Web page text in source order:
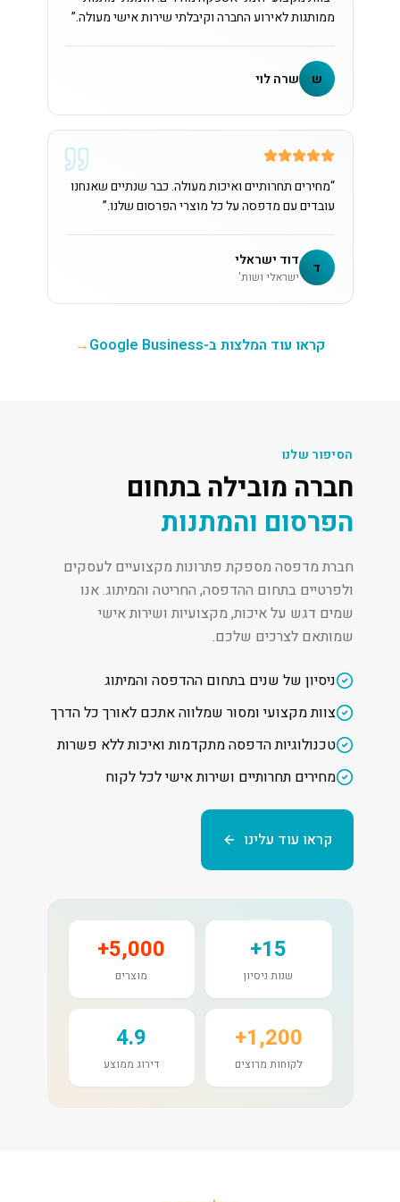
ממותגות לאירוע החברה וקיבלתי שירות אישי מעולה.”
ש שרה לוי
“מחירים תחרותיים ואיכות מעולה. כבר שנתיים שאנחנו
עובדים עם מדפסה על כל מוצרי הפרסום שלנו.”
ד דוד ישראלי
ישראלי ושות'
קראו עוד המלצות ב-Google Business →
הסיפור שלנו
חברה מובילה בתחום
הפרסום והמתנות
חברת מדפסה מספקת פתרונות מקצועיים לעסקים
ולפרטיים בתחום ההדפסה, החריטה והמיתוג. אנו
שמים דגש על איכות, מקצועיות ושירות אישי
שמותאם לצרכים שלכם.
ניסיון של שנים בתחום ההדפסה והמיתוג
צוות מקצועי ומסור שמלווה אתכם לאורך כל הדרך
טכנולוגיות הדפסה מתקדמות ואיכות ללא פשרות
מחירים תחרותיים ושירות אישי לכל לקוח
קראו עוד עלינו
15+
שנות ניסיון
5,000+
מוצרים
1,200+
לקוחות מרוצים
4.9
דירוג ממוצע